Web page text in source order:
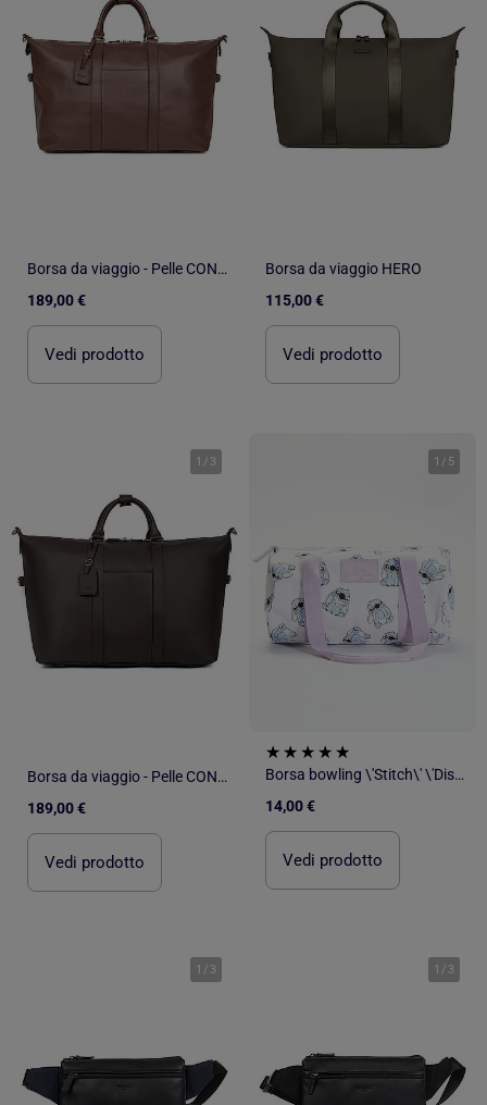
Borsa da viaggio - Pelle CONFORT
189,00 €
Vedi prodotto
Borsa da viaggio HERO
115,00 €
Vedi prodotto
1 / 3
Borsa da viaggio - Pelle CONFORT
189,00 €
Vedi prodotto
1 / 5
Borsa bowling \'Stitch\' \'Disney\'
14,00 €
Vedi prodotto
1 / 3 1 / 3